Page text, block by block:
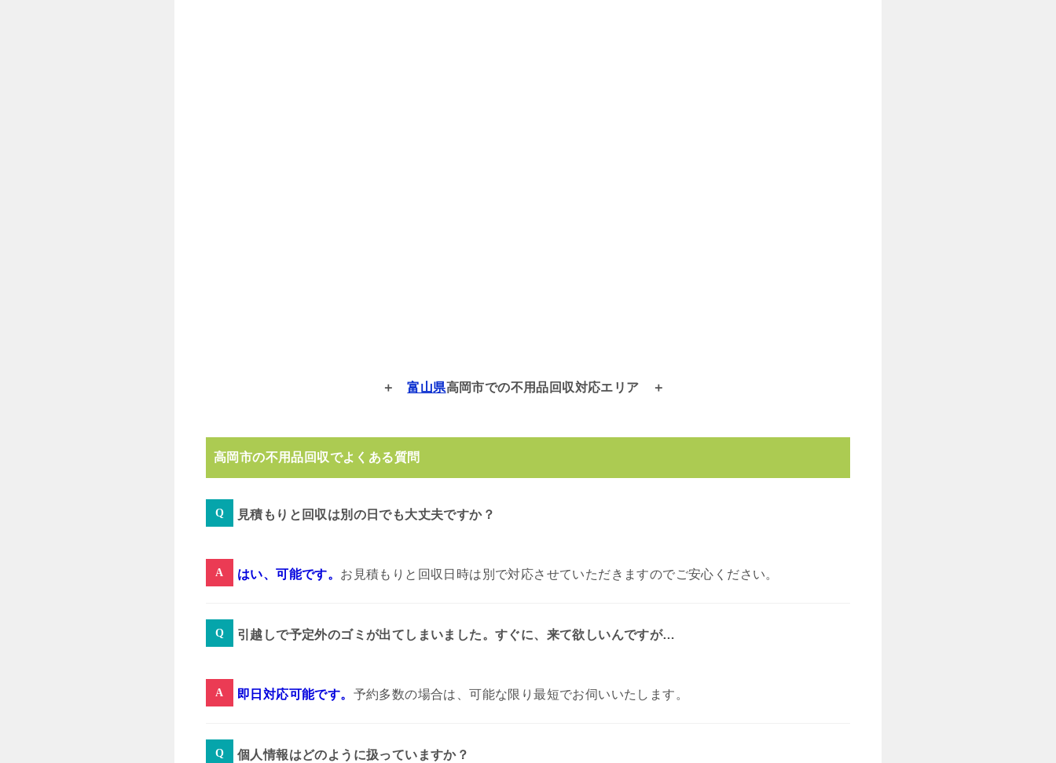
富山県高岡市での不用品回収対応エリア
高岡市の不用品回収でよくある質問
見積もりと回収は別の日でも大丈夫ですか？
はい、可能です。 お見積もりと回収日時は別で対応させていただきますのでご安心ください。
引越しで予定外のゴミが出てしまいました。すぐに、来て欲しいんですが…
即日対応可能です。 予約多数の場合は、可能な限り最短でお伺いいたします。
個人情報はどのように扱っていますか？